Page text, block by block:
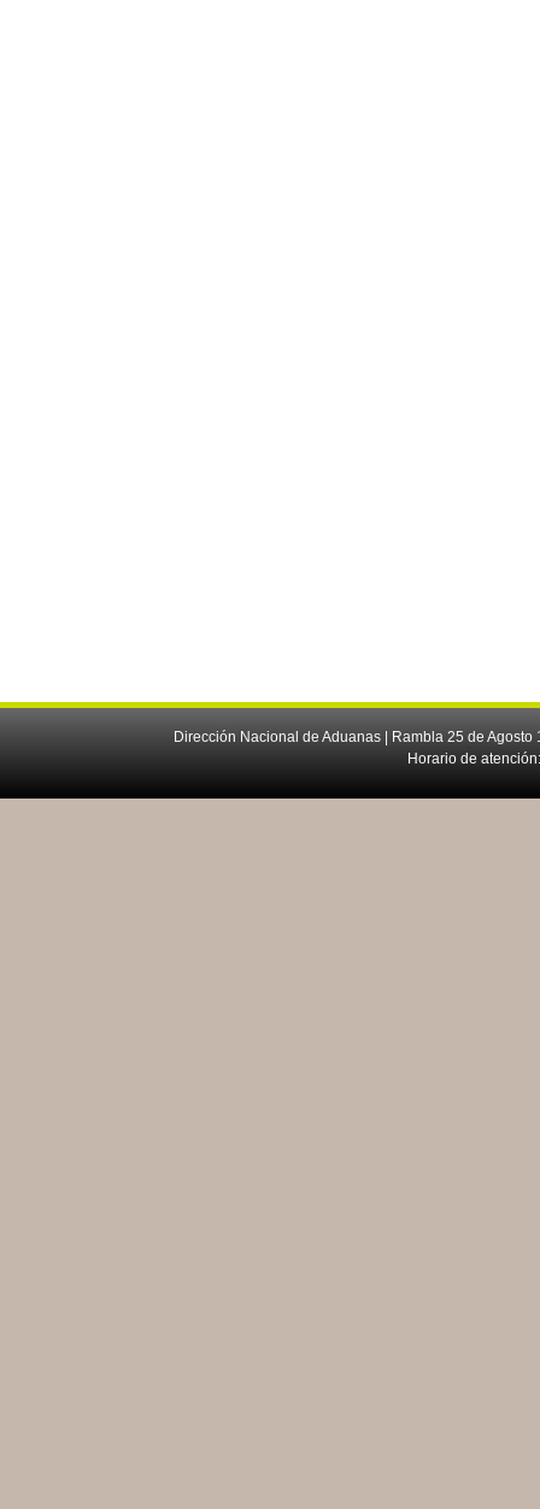
Dirección Nacional de Aduanas | Rambla 25 de
Horario de